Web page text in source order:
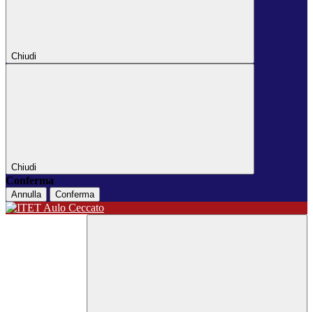
Chiudi
Chiudi
Conferma
Annulla Conferma